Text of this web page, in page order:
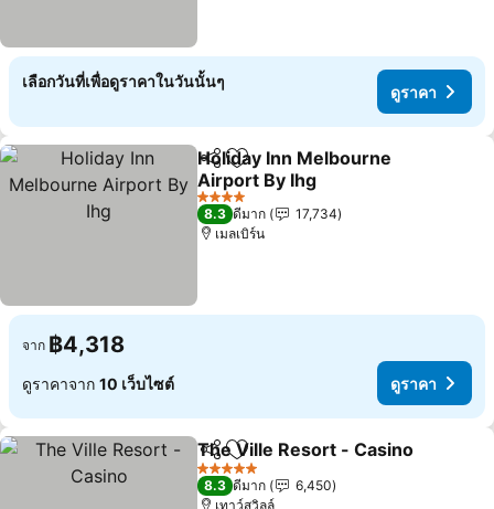
เลือกวันที่เพื่อดูราคาในวันนั้นๆ
ดูราคา
แชร์ เพิ่มในรายการโปรด
Holiday Inn Melbourne
Airport By Ihg
ดูราคา
4 ดาว
8.3 ดีมาก
17,734
เมลเบิร์น
จาก ฿4,318
ดูราคาจาก 10 เว็บไซต์ ดูราคา
แชร์ เพิ่มในรายการโปรด
The Ville Resort - Casino
5 ดาว
8.3 ดีมาก
6,450
เทาว์สวิลล์